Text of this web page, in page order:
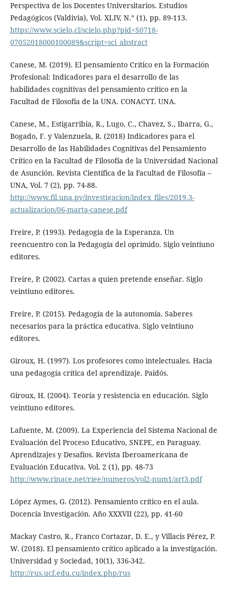
Perspectiva de los Docentes Universitarios. Estudios
Pedagógicos (Valdivia), Vol. XLIV, N.° (1), pp. 89-113.
https://www.scielo.cl/scielo.php?pid=S0718-
07052018000100089&script=sci_abstract
Canese, M. (2019). El pensamiento Crítico en la Formación
Profesional: Indicadores para el desarrollo de las
habilidades cognitivas del pensamiento crítico en la
Facultad de Filosofía de la UNA. CONACYT. UNA.
Canese, M., Estigarribia, R., Lugo, C., Chavez, S., Ibarra, G.,
Bogado, F. y Valenzuela, R. (2018) Indicadores para el
Desarrollo de las Habilidades Cognitivas del Pensamiento
Crítico en la Facultad de Filosofía de la Universidad Nacional
de Asunción. Revista Científica de la Facultad de Filosofía –
UNA, Vol. 7 (2), pp. 74-88.
http://www.fil.una.py/investigacion/index_files/2019.3-
actualizacion/06-marta-canese.pdf
Freire, P. (1993). Pedagogía de la Esperanza. Un
reencuentro con la Pedagogía del oprimido. Siglo veintiuno
editores.
Freire, P. (2002). Cartas a quien pretende enseñar. Siglo
veintiuno editores.
Freire, P. (2015). Pedagogía de la autonomía. Saberes
necesarios para la práctica educativa. Siglo veintiuno
editores.
Giroux, H. (1997). Los profesores como intelectuales. Hacia
una pedagogía crítica del aprendizaje. Paidós.
Giroux, H. (2004). Teoría y resistencia en educación. Siglo
veintiuno editores.
Lafuente, M. (2009). La Experiencia del Sistema Nacional de
Evaluación del Proceso Educativo, SNEPE, en Paraguay.
Aprendizajes y Desafíos. Revista Iberoamericana de
Evaluación Educativa. Vol. 2 (1), pp. 48-73
http://www.rinace.net/riee/numeros/vol2-num1/art3.pdf
López Aymes, G. (2012). Pensamiento crítico en el aula.
Docencia Investigación. Año XXXVII (22), pp. 41-60
Mackay Castro, R., Franco Cortazar, D. E., y Villacis Pérez, P.
W. (2018). El pensamiento crítico aplicado a la investiga­ción.
Universidad y Sociedad, 10(1), 336-342.
http://rus.ucf.edu.cu/index.php/rus